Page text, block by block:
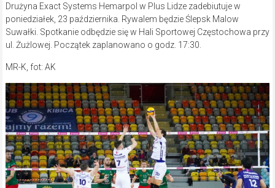
Drużyna Exact Systems Hemarpol w Plus Lidze zadebiutuje w
poniedziałek, 23 października. Rywalem będzie Ślepsk Malow
Suwałki. Spotkanie odbędzie się w Hali Sportowej Częstochowa przy
ul. Żużlowej. Początek zaplanowano o godz. 17:30.
MR-K, fot: AK